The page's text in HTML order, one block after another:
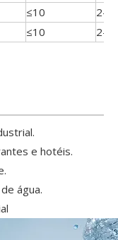
≤10
2-3
≤10 2-3
e hotéis.
água.